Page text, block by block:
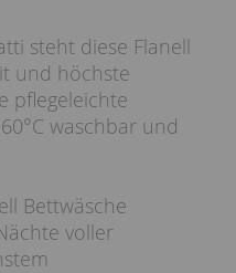
steht diese Flanell
und höchste
pflegeleichte
waschbar und
Bettwäsche
voller